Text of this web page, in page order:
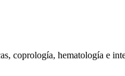
coprología, hematología e